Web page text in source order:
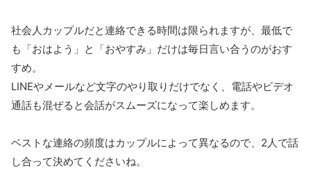
社会人カップルだと連絡できる時間は限られますが、最低で
も「おはよう」と「おやすみ」だけは毎日言い合うのがおす
すめ。
LINEやメールなど文字のやり取りだけでなく、電話やビデオ
通話も混ぜると会話がスムーズになって楽しめます。
ベストな連絡の頻度はカップルによって異なるので、2人で話
し合って決めてくださいね。